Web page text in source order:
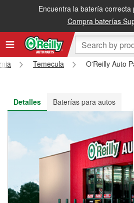
Encuentra la batería correcta
Compra baterías
Recibe tu orden gratis al día
Temecula
O'Reilly Auto
Detalles
Baterías para autos